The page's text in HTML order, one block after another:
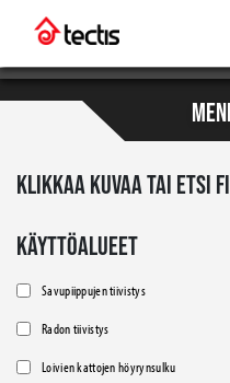
KLIKKAA KUVAA TAI ETSI
KÄYTTÖALUEET
Savupiippujen tiivistys
Radon tiivistys
Loivien kattojen höyrynsulku